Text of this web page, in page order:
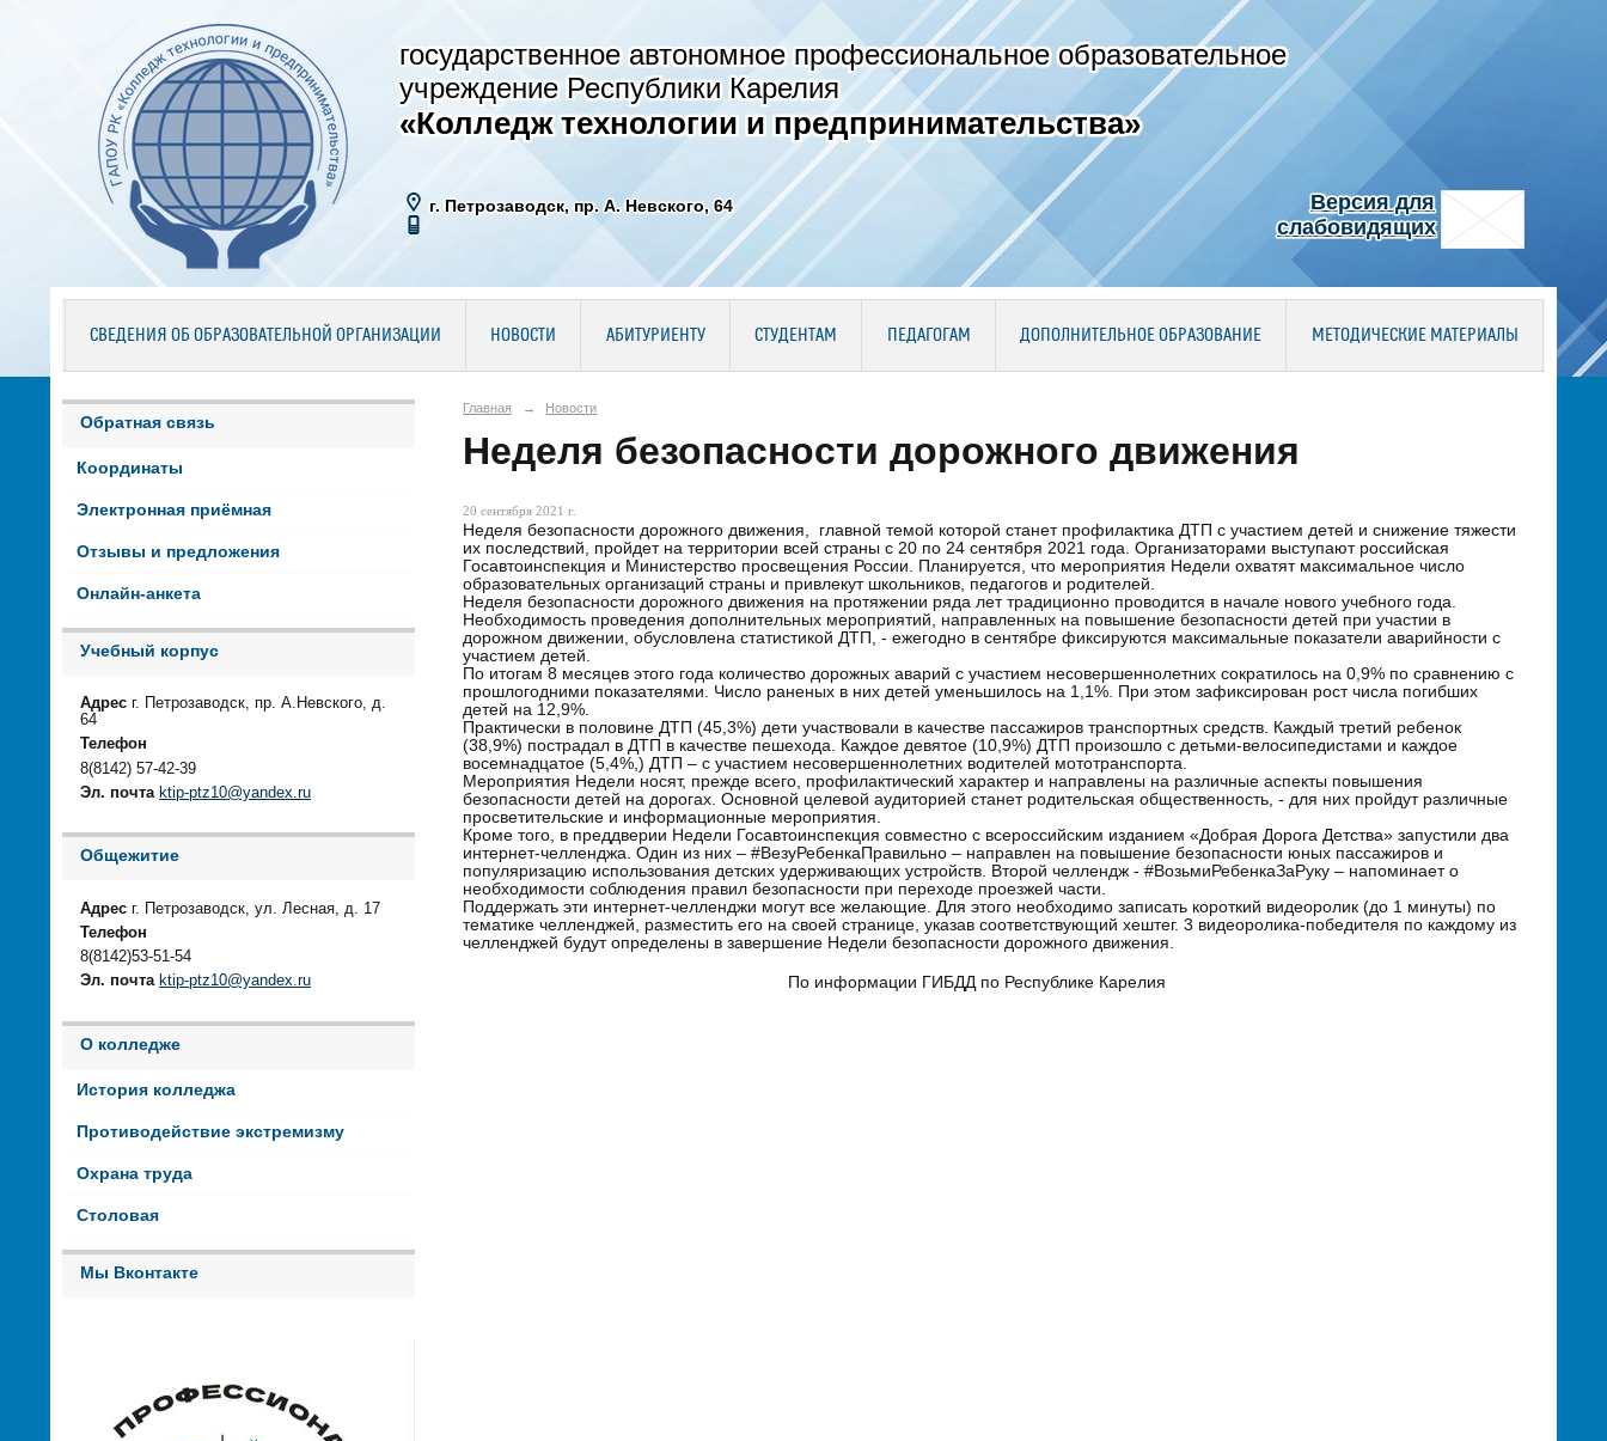
государственное автономное профессиональное образовательное
учреждение Республики Карелия
«Колледж технологии и предпринимательства»
г. Петрозаводск, пр. А. Невского, 64
Версия для
слабовидящих
СВЕДЕНИЯ ОБ ОБРАЗОВАТЕЛЬНОЙ ОРГАНИЗАЦИИ НОВОСТИ АБИТУРИЕНТУ СТУДЕНТАМ ПЕДАГОГАМ ДОПОЛНИТЕЛЬНОЕ ОБРАЗОВАНИЕ МЕТОДИЧЕСКИЕ МАТЕРИАЛЫ
Обратная связь
Координаты
Электронная приёмная
Отзывы и предложения
Онлайн-анкета
Учебный корпус
Адрес г. Петрозаводск, пр. А.Невского, д.
64
Телефон
8(8142) 57-42-39
Эл. почта ktip-ptz10@yandex.ru
Общежитие
Адрес г. Петрозаводск, ул. Лесная, д. 17
Телефон
8(8142)53-51-54
Эл. почта ktip-ptz10@yandex.ru
О колледже
История колледжа
Противодействие экстремизму
Охрана труда
Столовая
Мы Вконтакте
Главная → Новости
Неделя безопасности дорожного движения
20 сентября 2021 г.
Неделя безопасности дорожного движения, главной темой которой станет профилактика ДТП с участием детей и снижение тяжести
их последствий, пройдет на территории всей страны с 20 по 24 сентября 2021 года. Организаторами выступают российская
Госавтоинспекция и Министерство просвещения России. Планируется, что мероприятия Недели охватят максимальное число
образовательных организаций страны и привлекут школьников, педагогов и родителей.
Неделя безопасности дорожного движения на протяжении ряда лет традиционно проводится в начале нового учебного года.
Необходимость проведения дополнительных мероприятий, направленных на повышение безопасности детей при участии в
дорожном движении, обусловлена статистикой ДТП, - ежегодно в сентябре фиксируются максимальные показатели аварийности с
участием детей.
По итогам 8 месяцев этого года количество дорожных аварий с участием несовершеннолетних сократилось на 0,9% по сравнению с
прошлогодними показателями. Число раненых в них детей уменьшилось на 1,1%. При этом зафиксирован рост числа погибших
детей на 12,9%.
Практически в половине ДТП (45,3%) дети участвовали в качестве пассажиров транспортных средств. Каждый третий ребенок
(38,9%) пострадал в ДТП в качестве пешехода. Каждое девятое (10,9%) ДТП произошло с детьми-велосипедистами и каждое
восемнадцатое (5,4%,) ДТП – с участием несовершеннолетних водителей мототранспорта.
Мероприятия Недели носят, прежде всего, профилактический характер и направлены на различные аспекты повышения
безопасности детей на дорогах. Основной целевой аудиторией станет родительская общественность, - для них пройдут различные
просветительские и информационные мероприятия.
Кроме того, в преддверии Недели Госавтоинспекция совместно с всероссийским изданием «Добрая Дорога Детства» запустили два
интернет-челленджа. Один из них – #ВезуРебенкаПравильно – направлен на повышение безопасности юных пассажиров и
популяризацию использования детских удерживающих устройств. Второй челлендж - #ВозьмиРебенкаЗаРуку – напоминает о
необходимости соблюдения правил безопасности при переходе проезжей части.
Поддержать эти интернет-челленджи могут все желающие. Для этого необходимо записать короткий видеоролик (до 1 минуты) по
тематике челленджей, разместить его на своей странице, указав соответствующий хештег. 3 видеоролика-победителя по каждому из
челленджей будут определены в завершение Недели безопасности дорожного движения.
По информации ГИБДД по Республике Карелия